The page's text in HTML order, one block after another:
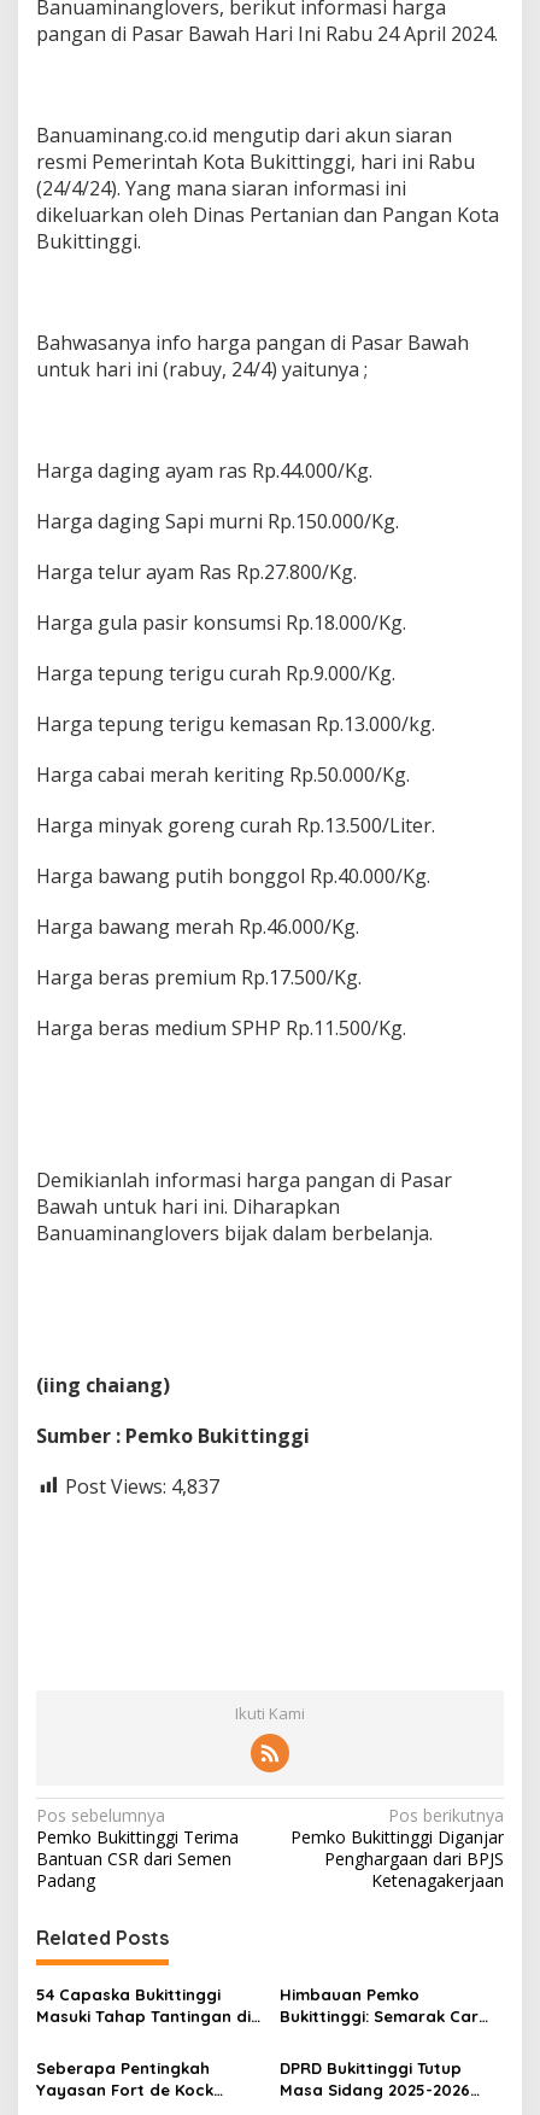
Banuaminanglovers, berikut informasi harga
pangan di Pasar Bawah Hari Ini Rabu 24 April 2024.
Banuaminang.co.id mengutip dari akun siaran
resmi Pemerintah Kota Bukittinggi, hari ini Rabu
(24/4/24). Yang mana siaran informasi ini
dikeluarkan oleh Dinas Pertanian dan Pangan Kota
Bukittinggi.
Bahwasanya info harga pangan di Pasar Bawah
untuk hari ini (rabuy, 24/4) yaitunya ;
Harga daging ayam ras Rp.44.000/Kg.
Harga daging Sapi murni Rp.150.000/Kg.
Harga telur ayam Ras Rp.27.800/Kg.
Harga gula pasir konsumsi Rp.18.000/Kg.
Harga tepung terigu curah Rp.9.000/Kg.
Harga tepung terigu kemasan Rp.13.000/kg.
Harga cabai merah keriting Rp.50.000/Kg.
Harga minyak goreng curah Rp.13.500/Liter.
Harga bawang putih bonggol Rp.40.000/Kg.
Harga bawang merah Rp.46.000/Kg.
Harga beras premium Rp.17.500/Kg.
Harga beras medium SPHP Rp.11.500/Kg.
Demikianlah informasi harga pangan di Pasar
Bawah untuk hari ini. Diharapkan
Banuaminanglovers bijak dalam berbelanja.
(iing chaiang)
Sumber : Pemko Bukittinggi
Post Views: 4,837
Ikuti Kami
N
a
v
i
g
a
s
i
p
Pos sebelumnya
Pemko Bukittinggi Terima
Bantuan CSR dari Semen
Padang
Pos berikutnya
Pemko Bukittinggi Diganjar
Penghargaan dari BPJS
Ketenagakerjaan
Related Posts
54 Capaska Bukittinggi
Masuki Tahap Tantingan di
Himbauan Pemko
Bukittinggi: Semarak Car
HUT ke I Komando Daerah
Militer (KODAM) XX/Tuanku
Imam Bonjol
Seberapa Pentingkah
Yayasan Fort de Kock
DPRD Bukittinggi Tutup
Masa Sidang 2025-2026